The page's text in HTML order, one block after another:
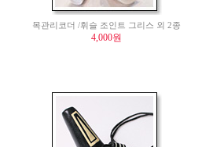
목관리코더 /휘슬 조인트 그리스 외 2종
4,000원